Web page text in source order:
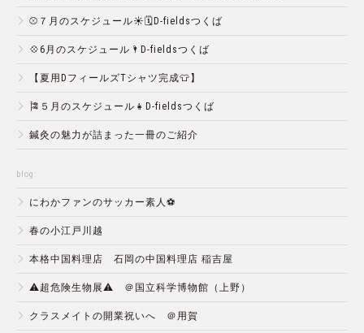
⚾️７月のスケジュール☀️🗓D-fieldsつくば
💠6月のスケジュール🌂D-fieldsつくば
【夏用DフィールズTシャツ完成👕】
🎏５月のスケジュール👧D-fieldsつくば
鍼灸の魅力が詰まった一冊のご紹介
blog:
にわかファンのサッカー素人⚽️
春の小江戸川越
本格中国料理店 石岡の中国料理店 稲吉屋
⚠️超危険生物展⚠️ ＠国立科学博物館（上野）
クラスメイトの開業祝いへ ＠用賀